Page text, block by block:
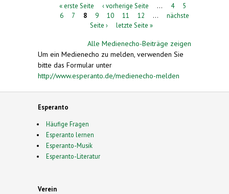
Seiten« erste Seite ‹ vorherige Seite … 4
5
6
7 8 9 10 11 12 …
nächste
Seite ›
letzte Seite »
Alle Medienecho-Beiträge zeigen
Um ein Medienecho zu melden, verwenden Sie
bitte das Formular unter
http://www.esperanto.de/medienecho-melden
Esperanto
Häufige Fragen
Esperanto lernen
Esperanto-Musik
Esperanto-Literatur
Verein